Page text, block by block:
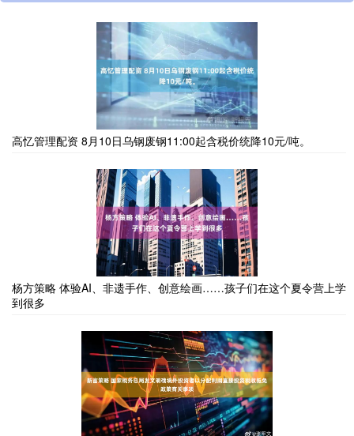
高忆管理配资 8月10日乌钢废钢11:00起含税价统降10元/吨。
杨方策略 体验AI、非遗手作、创意绘画……孩子们在这个夏令营上学
到很多